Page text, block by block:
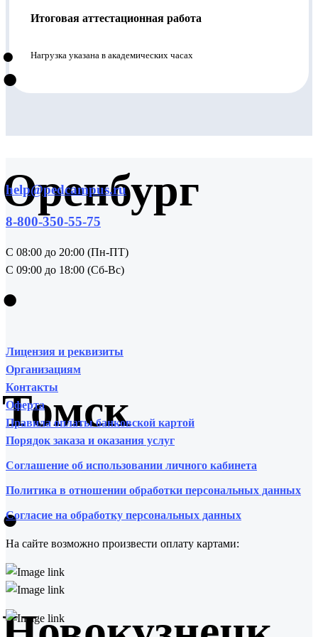
•
•
Оренбург
•
Томск
•
Итоговая аттестационная работа
Нагрузка указана в академических часах
help@pedcampus.ru
8-800-350-55-75
С 08:00 до 20:00 (Пн-ПТ)
С 09:00 до 18:00 (Сб-Вс)
Лицензия и реквизиты
Организациям
Контакты
Оферта
Правила оплаты банковской картой
Порядок заказа и оказания услуг
Соглашение об использовании личного кабинета
Политика в отношении обработки персональных данных
Согласие на обработку персональных данных
На сайте возможно произвести оплату картами: